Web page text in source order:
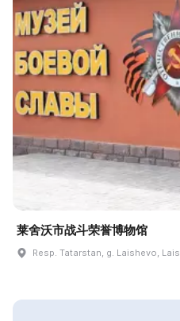
莱舍沃市战斗荣誉博物馆
Resp. Tatarstan, g. Laishevo,